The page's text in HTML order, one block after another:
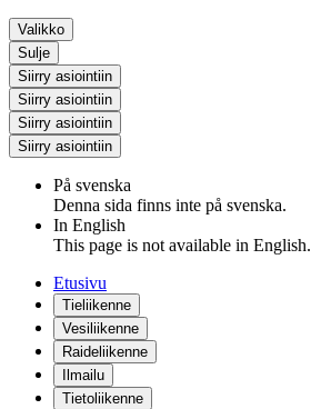
Valikko
Sulje
Siirry asiointiin
Siirry asiointiin
Siirry asiointiin
Siirry asiointiin
På svenska
Denna sida finns inte på svenska.
In English
This page is not available in English.
Etusivu
Tieliikenne
Vesiliikenne
Raideliikenne
Ilmailu
Tietoliikenne